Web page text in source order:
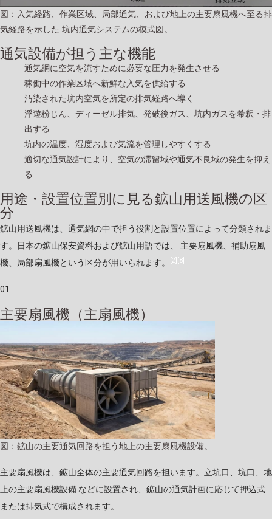
図：入気経路、作業区域、局部通気、および地上の主要扇風機へ至る排
気経路を示した 坑内通気システムの模式図。
通気設備が担う主な機能
通気網に空気を流すために必要な圧力を発生させる
稼働中の作業区域へ新鮮な入気を供給する
汚染された坑内空気を所定の排気経路へ導く
浮遊粉じん、ディーゼル排気、発破後ガス、坑内ガスを希釈・排
出する
坑内の温度、湿度および気流を管理しやすくする
適切な通気設計により、空気の滞留域や通気不良域の発生を抑え
る
用途・設置位置別に見る鉱山用送風機の区
分
鉱山用送風機は、通気網の中で担う役割と設置位置によって分類されま
す。日本の鉱山保安資料および鉱山用語では、 主要扇風機、補助扇風
機、局部扇風機という区分が用いられます。
[2] [8]
01
主要扇風機（主扇風機）
図：鉱山の主要通気回路を担う地上の主要扇風機設備。
主要扇風機は、鉱山全体の主要通気回路を担います。立坑口、坑口、地
上の主要扇風機設備 などに設置され、鉱山の通気計画に応じて押込式
または排気式で構成されます。